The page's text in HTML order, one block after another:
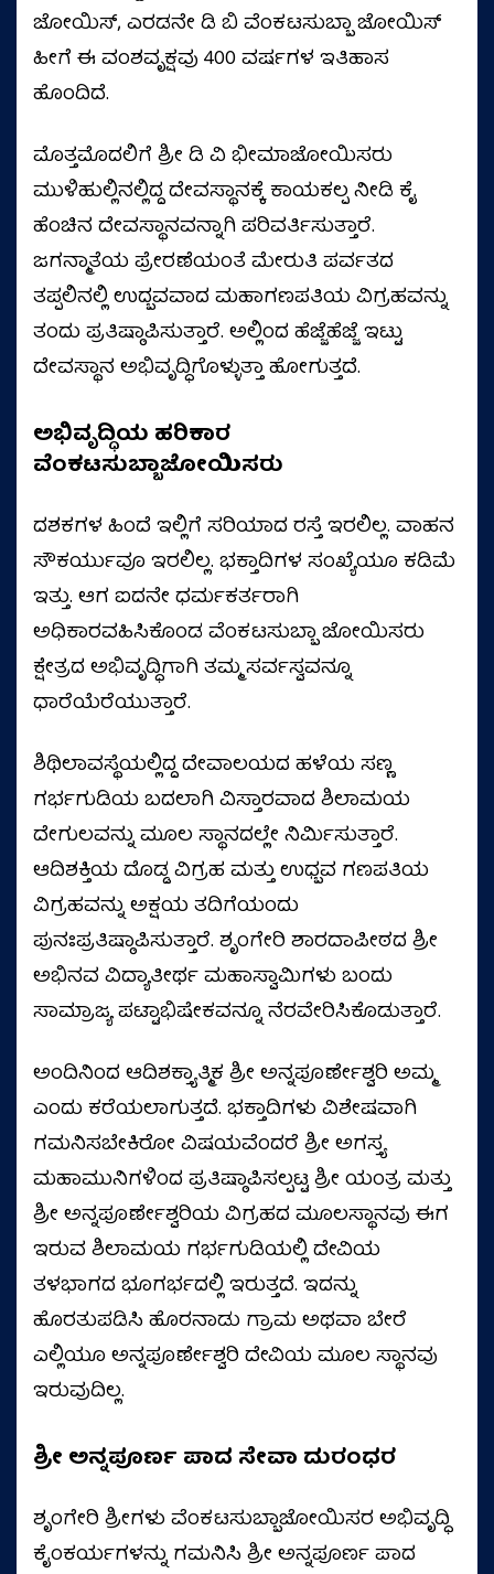
ಜೋಯಿಸ್, ಎರಡನೇ ಡಿ ಬಿ ವೆಂಕಟಸುಬ್ಬಾ ಜೋಯಿಸ್
ಹೀಗೆ ಈ ವಂಶವೃಕ್ಷವು 400 ವರ್ಷಗಳ ಇತಿಹಾಸ
ಹೊಂದಿದೆ.
ಮೊತ್ತಮೊದಲಿಗೆ ಶ್ರೀ ಡಿ ವಿ ಭೀಮಾಜೋಯಿಸರು
ಮುಳಿಹುಲ್ಲಿನಲ್ಲಿದ್ದ ದೇವಸ್ಥಾನಕ್ಕೆ ಕಾಯಕಲ್ಪ ನೀಡಿ ಕೈ
ಹೆಂಚಿನ ದೇವಸ್ಥಾನವನ್ನಾಗಿ ಪರಿವರ್ತಿಸುತ್ತಾರೆ.
ಜಗನ್ಮಾತೆಯ ಪ್ರೇರಣೆಯಂತೆ ಮೇರುತಿ ಪರ್ವತದ
ತಪ್ಪಲಿನಲ್ಲಿ ಉದ್ಬವವಾದ ಮಹಾಗಣಪತಿಯ ವಿಗ್ರಹವನ್ನು
ತಂದು ಪ್ರತಿಷ್ಠಾಪಿಸುತ್ತಾರೆ. ಅಲ್ಲಿಂದ ಹೆಜ್ಜೆಹೆಜ್ಜೆ ಇಟ್ಟು
ದೇವಸ್ಥಾನ ಅಭಿವೃದ್ಧಿಗೊಳ್ಳುತ್ತಾ ಹೋಗುತ್ತದೆ.
ಅಭಿವೃದ್ಧಿಯ ಹರಿಕಾರ
ವೆಂಕಟಸುಬ್ಬಾಜೋಯಿಸರು
ದಶಕಗಳ ಹಿಂದೆ ಇಲ್ಲಿಗೆ ಸರಿಯಾದ ರಸ್ತೆ ಇರಲಿಲ್ಲ. ವಾಹನ
ಸೌಕರ್ಯುವೂ ಇರಲಿಲ್ಲ. ಭಕ್ತಾದಿಗಳ ಸಂಖ್ಯೆಯೂ ಕಡಿಮೆ
ಇತ್ತು. ಆಗ ಐದನೇ ಧರ್ಮಕರ್ತರಾಗಿ
ಅಧಿಕಾರವಹಿಸಿಕೊಂಡ ವೆಂಕಟಸುಬ್ಬಾ ಜೋಯಿಸರು
ಕ್ಷೇತ್ರದ ಅಭಿವೃದ್ಧಿಗಾಗಿ ತಮ್ಮ ಸರ್ವಸ್ವವನ್ನೂ
ಧಾರೆಯೆರೆಯುತ್ತಾರೆ.
ಶಿಥಿಲಾವಸ್ಥೆಯಲ್ಲಿದ್ದ ದೇವಾಲಯದ ಹಳೆಯ ಸಣ್ಣ
ಗರ್ಭಗುಡಿಯ ಬದಲಾಗಿ ವಿಸ್ತಾರವಾದ ಶಿಲಾಮಯ
ದೇಗುಲವನ್ನು ಮೂಲ ಸ್ಥಾನದಲ್ಲೇ ನಿರ್ಮಿಸುತ್ತಾರೆ.
ಆದಿಶಕ್ತಿಯ ದೊಡ್ಡ ವಿಗ್ರಹ ಮತ್ತು ಉಧ್ಬವ ಗಣಪತಿಯ
ವಿಗ್ರಹವನ್ನು ಅಕ್ಷಯ ತದಿಗೆಯಂದು
ಪುನಃಪ್ರತಿಷ್ಠಾಪಿಸುತ್ತಾರೆ. ಶೃಂಗೇರಿ ಶಾರದಾಪೀಠದ ಶ್ರೀ
ಅಭಿನವ ವಿದ್ಯಾತೀರ್ಥ ಮಹಾಸ್ವಾಮಿಗಳು ಬಂದು
ಸಾಮ್ರಾಜ್ಯ ಪಟ್ಟಾಭಿಷೇಕವನ್ನೂ ನೆರವೇರಿಸಿಕೊಡುತ್ತಾರೆ.
ಅಂದಿನಿಂದ ಆದಿಶಕ್ತ್ಯಾತ್ಮಿಕ ಶ್ರೀ ಅನ್ನಪೂರ್ಣೇಶ್ವರಿ ಅಮ್ಮ
ಎಂದು ಕರೆಯಲಾಗುತ್ತದೆ. ಭಕ್ತಾದಿಗಳು ವಿಶೇಷವಾಗಿ
ಗಮನಿಸಬೇಕಿರೋ ವಿಷಯವೆಂದರೆ ಶ್ರೀ ಅಗಸ್ತ್ಯ
ಮಹಾಮುನಿಗಳಿಂದ ಪ್ರತಿಷ್ಠಾಪಿಸಲ್ಪಟ್ಟ ಶ್ರೀ ಯಂತ್ರ ಮತ್ತು
ಶ್ರೀ ಅನ್ನಪೂರ್ಣೇಶ್ವರಿಯ ವಿಗ್ರಹದ ಮೂಲಸ್ಥಾನವು ಈಗ
ಇರುವ ಶಿಲಾಮಯ ಗರ್ಭಗುಡಿಯಲ್ಲಿ ದೇವಿಯ
ತಳಭಾಗದ ಭೂಗರ್ಭದಲ್ಲಿ ಇರುತ್ತದೆ. ಇದನ್ನು
ಹೊರತುಪಡಿಸಿ ಹೊರನಾಡು ಗ್ರಾಮ ಅಥವಾ ಬೇರೆ
ಎಲ್ಲಿಯೂ ಅನ್ನಪೂರ್ಣೇಶ್ವರಿ ದೇವಿಯ ಮೂಲ ಸ್ಥಾನವು
ಇರುವುದಿಲ್ಲ.
ಶ್ರೀ ಅನ್ನಪೂರ್ಣ ಪಾದ ಸೇವಾ ದುರಂಧರ
ಶೃಂಗೇರಿ ಶ್ರೀಗಳು ವೆಂಕಟಸುಬ್ಬಾಜೋಯಿಸರ ಅಭಿವೃದ್ಧಿ
ಕೈಂಕರ್ಯಗಳನ್ನು ಗಮನಿಸಿ ಶ್ರೀ ಅನ್ನಪೂರ್ಣ ಪಾದ